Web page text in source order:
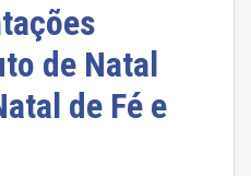
de Natal
de Fé e